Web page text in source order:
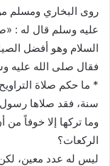
روى البخاري ومسلم
عليه وسلم قال له :
السلام وهو أفضل
فقال صلى الله عليه
* ما حكم صلاة
سنة، فقد صلاها رسول
وما تركها إلا خوفاً
الركعات؟
ليس له عدد معين،